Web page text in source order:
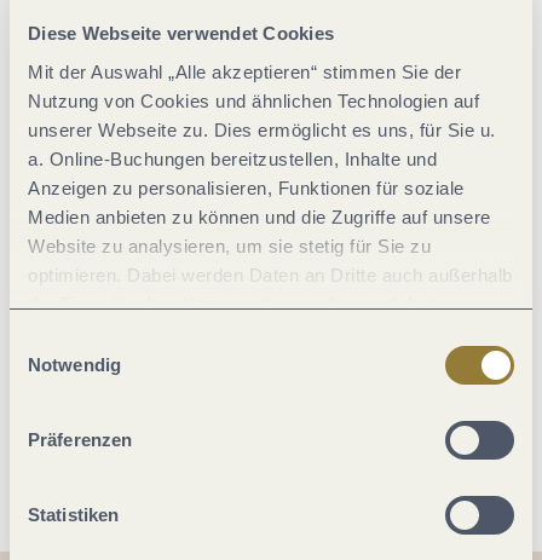
Diese Webseite verwendet Cookies
Mit der Auswahl „Alle akzeptieren“ stimmen Sie der
Nutzung von Cookies und ähnlichen Technologien auf
unserer Webseite zu. Dies ermöglicht es uns, für Sie u.
a. Online-Buchungen bereitzustellen, Inhalte und
Anzeigen zu personalisieren, Funktionen für soziale
Medien anbieten zu können und die Zugriffe auf unsere
Website zu analysieren, um sie stetig für Sie zu
optimieren. Dabei werden Daten an Dritte auch außerhalb
der Europäischen Union weitergegeben und dort
jederzeit widerrufen werden. Mit der Auswahl "Alle
ablehnen" kann es zu Beeinträchtigungen in der Nutzung
Notwendig
Präferenzen
Statistiken
Betten & Zimmer
Einrichtungen Betrieb
Eignung
Fremdsprachen
Ausstattung Zimmer/Appartement